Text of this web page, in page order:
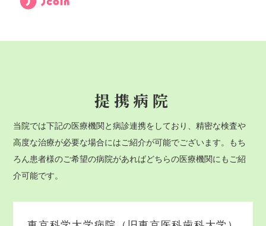
提携病院
当院では下記の医療機関と病診連携をしており、精密な検査や
高度な治療が必要な場合にはご紹介が可能でございます。もち
ろん患者様のご希望の病院があればどちらの医療機関にもご紹
介可能です。